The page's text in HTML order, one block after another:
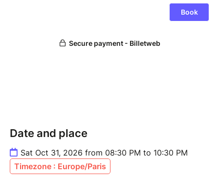
Date and place
Sat Oct 31, 2026 from 08:30 PM to 10:30 PM
Timezone : Europe/Paris